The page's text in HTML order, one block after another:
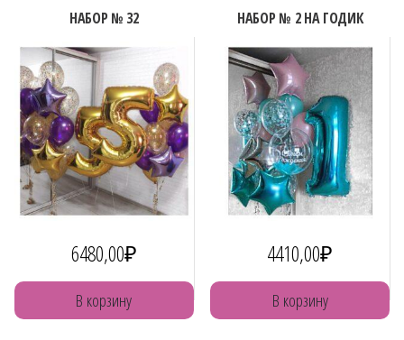
НАБОР № 32
6480,00₽
В корзину
НАБОР № 2 НА ГОДИК
4410,00₽
В корзину